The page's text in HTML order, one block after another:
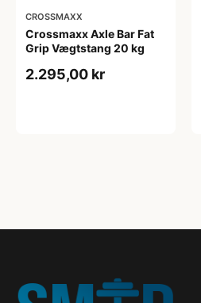
CROSSMAXX
Crossmaxx Axle Bar Fat
Grip Vægtstang 20 kg
2.295,00 kr